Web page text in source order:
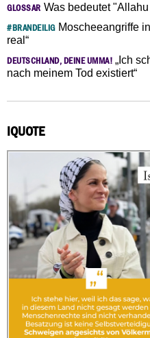
GLOSSAR Was bedeutet "Allahu
#BRANDEILIGMoscheeangriffe
real“
DEUTSCHLAND, DEINE UMMA! „Ich
nach meinem Tod existiert“
IQUOTE